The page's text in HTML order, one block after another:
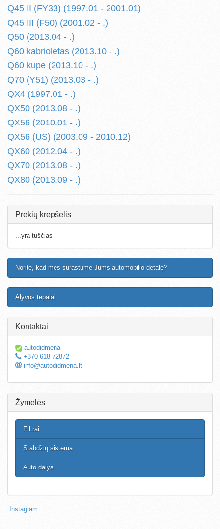
Q45 II (FY33) (1997.01 - 2001.01)
Q45 III (F50) (2001.02 - .)
Q50 (2013.04 - .)
Q60 kabrioletas (2013.10 - .)
Q60 kupe (2013.10 - .)
Q70 (Y51) (2013.03 - .)
QX4 (1997.01 - .)
QX50 (2013.08 - .)
QX56 (2010.01 - .)
QX56 (US) (2003.09 - 2010.12)
QX60 (2012.04 - .)
QX70 (2013.08 - .)
QX80 (2013.09 - .)
Prekių krepšelis
...yra tuščias
Norite, kad mes surastume Jums automobilio detalę?
Alyvos tepalai
Kontaktai
autodidmena
+370 618 72872
info@autodidmena.lt
Žymelės
FIltrai
Stabdžių sistema
Auto dalys
Instagram